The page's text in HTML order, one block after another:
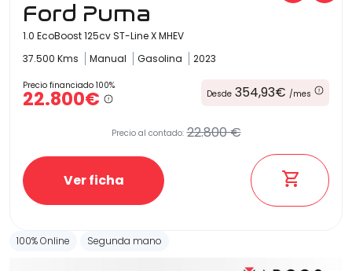
Ford Puma
1.0 EcoBoost 125cv ST-Line X MHEV
37.500 Kms
Manual Gasolina 2023
Precio financiado 100%
22.800€ Desde 354,93€ /mes
Precio al contado: 22.800 €
Ver ficha
100% Online Segunda mano